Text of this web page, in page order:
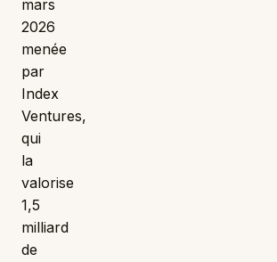
mars
2026
menée
par
Index
Ventures,
qui
la
valorise
1,5
milliard
de